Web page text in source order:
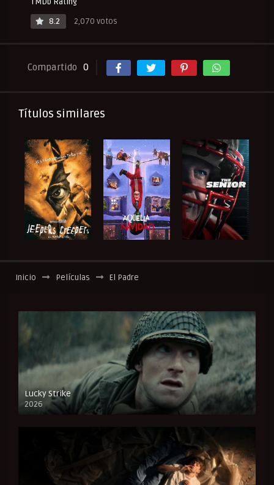
TMDb Rating
8.2
2,070 votos
Compartido 0
Títulos similares
Inicio Películas El Padre
Lucky Strike
2026
FULL HD